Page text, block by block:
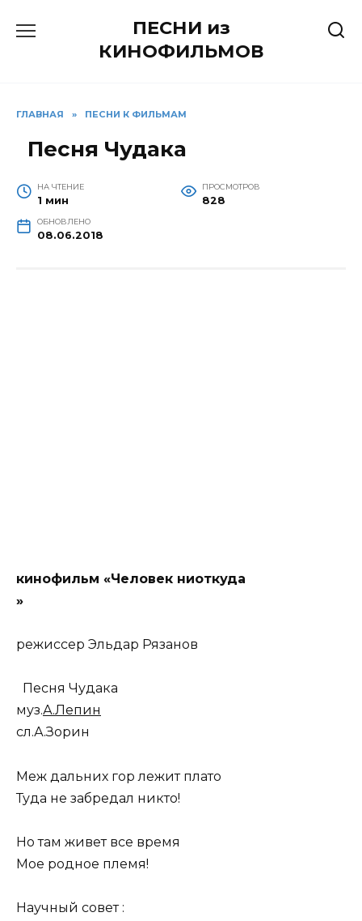
ПЕСНИ из
КИНОФИЛЬМОВ
ГЛАВНАЯ » ПЕСНИ К ФИЛЬМАМ
Песня Чудака
НА ЧТЕНИЕ
1 мин
ПРОСМОТРОВ
828
ОБНОВЛЕНО
08.06.2018
кинофильм «Человек ниоткуда
»
режиссер Эльдар Рязанов
Песня Чудака
муз.А.Лепин
сл.А.Зорин
Меж дальних гор лежит плато
Туда не забредал никто!
Но там живет все время
Мое родное племя!
Научный совет :